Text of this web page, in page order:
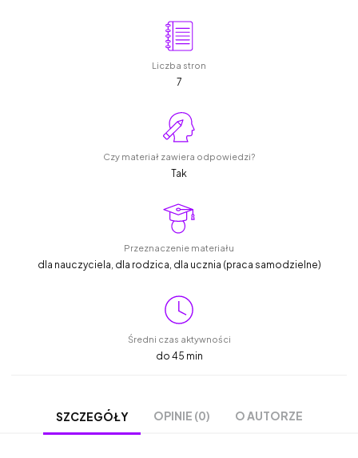
Liczba stron
7
Czy materiał zawiera odpowiedzi?
Tak
Przeznaczenie materiału
dla nauczyciela, dla rodzica, dla ucznia (praca samodzielne)
Średni czas aktywności
do 45 min
SZCZEGÓŁY OPINIE (0) O AUTORZE